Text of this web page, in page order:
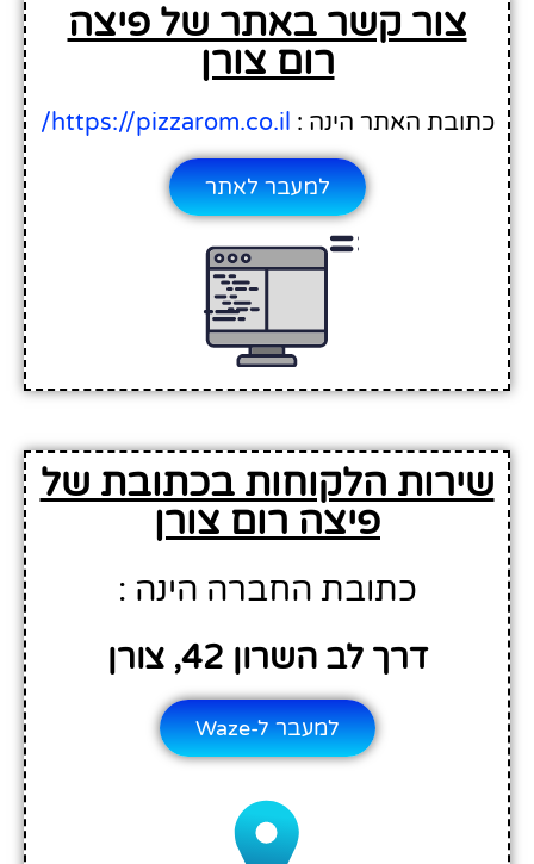
צור קשר באתר של פיצה
רום צורן
כתובת האתר הינה : https://pizzarom.co.il/
למעבר לאתר
שירות הלקוחות בכתובת של
פיצה רום צורן
כתובת החברה הינה :
דרך לב השרון 42, צורן
למעבר ל-Waze